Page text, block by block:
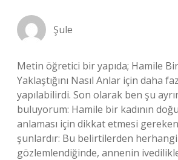
Şule
Metin öğretici bir yapıda; Hamile
Yaklaştığını Nasıl Anlar için daha
yapılabilirdi. Son olarak ben şu
buluyorum: Hamile bir kadının
anlaması için dikkat etmesi
şunlardır: Bu belirtilerden
gözlemlendiğinde, annenin